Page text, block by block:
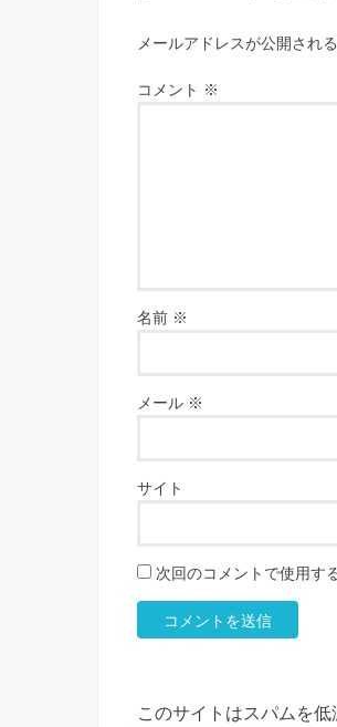
メールアドレスが公開され
コメント ※
名前 ※
メール ※
サイト
次回のコメントで使用す
このサイトはスパムを低